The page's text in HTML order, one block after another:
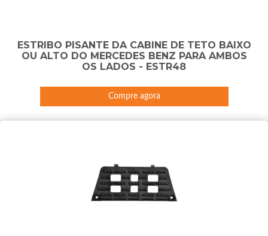
ESTRIBO PISANTE DA CABINE DE TETO BAIXO
OU ALTO DO MERCEDES BENZ PARA AMBOS
OS LADOS - ESTR48
Compre agora